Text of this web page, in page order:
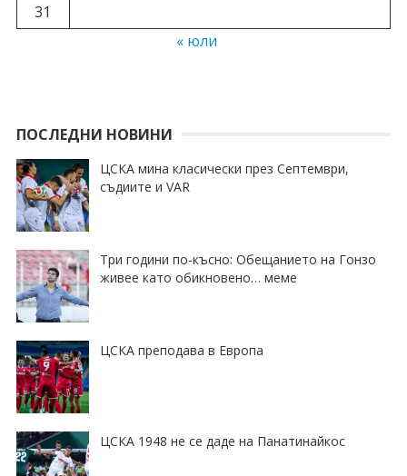
31
« юли
ПОСЛЕДНИ НОВИНИ
ЦСКА мина класически през Септември,
съдиите и VAR
Три години по-късно: Обещанието на Гонзо
живее като обикновено… меме
ЦСКА преподава в Европа
ЦСКА 1948 не се даде на Панатинайкос